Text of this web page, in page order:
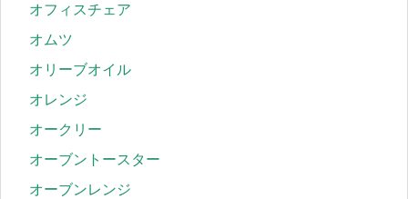
オフィスチェア
オムツ
オリーブオイル
オレンジ
オークリー
オーブントースター
オーブンレンジ